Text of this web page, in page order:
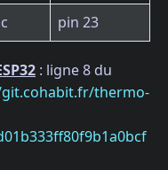
pin 23
: ligne 8 du
thermo-